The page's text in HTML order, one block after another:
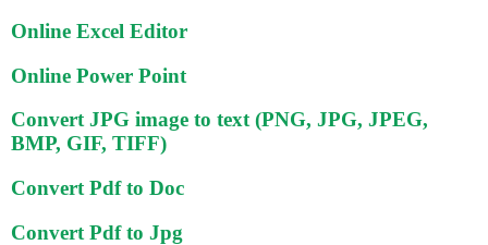
Online Excel Editor
Online Power Point
Convert JPG image to text (PNG, JPG, JPEG,
BMP, GIF, TIFF)
Convert Pdf to Doc
Convert Pdf to Jpg